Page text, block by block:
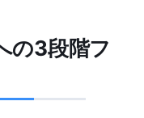
の3段階フ